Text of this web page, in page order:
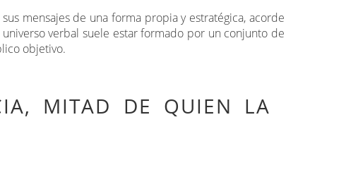
mensajes de una forma propia y estratégica, acorde
verbal suele estar formado por un conjunto de
objetivo.
MITAD DE QUIEN LA